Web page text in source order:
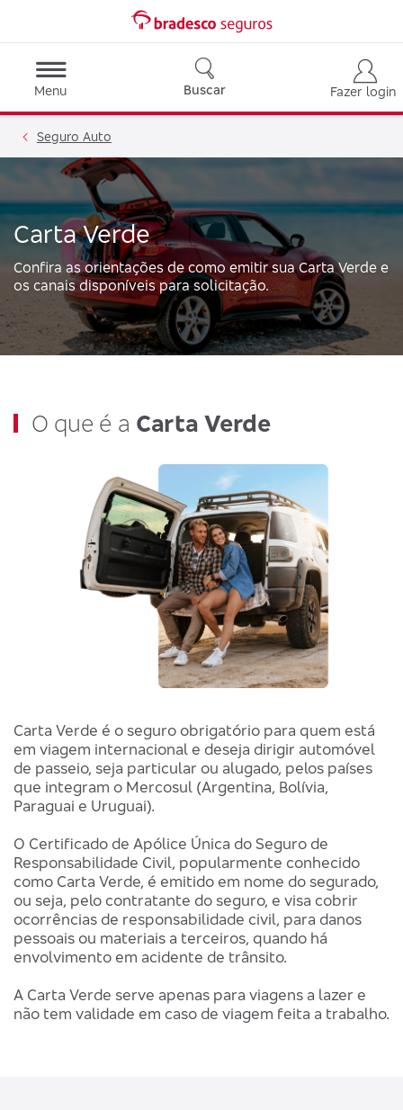
Menu Buscar Fazer login
Seguro Auto
Carta Verde
Confira as orientações de como emitir sua Carta Verde e
os canais disponíveis para solicitação.
O que é a Carta Verde
Carta Verde é o seguro obrigatório para quem está
em viagem internacional e deseja dirigir automóvel
de passeio, seja particular ou alugado, pelos países
que integram o Mercosul (Argentina, Bolívia,
Paraguai e Uruguai).
O Certificado de Apólice Única do Seguro de
Responsabilidade Civil, popularmente conhecido
como Carta Verde, é emitido em nome do segurado,
ou seja, pelo contratante do seguro, e visa cobrir
ocorrências de responsabilidade civil, para danos
pessoais ou materiais a terceiros, quando há
envolvimento em acidente de trânsito.
A Carta Verde serve apenas para viagens a lazer e
não tem validade em caso de viagem feita a trabalho.